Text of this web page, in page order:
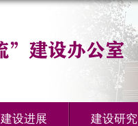
建设进展 建设研究